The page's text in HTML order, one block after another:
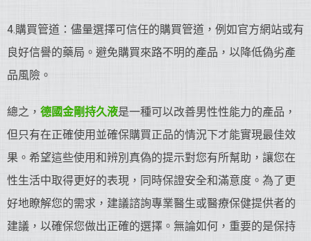
4.購買管道：儘量選擇可信任的購買管道，例如官方網站或有
良好信譽的藥局。避免購買來路不明的產品，以降低偽劣產
品風險。
總之， 德國金剛持久液是一種可以改善男性性能力的產品，
但只有在正確使用並確保購買正品的情況下才能實現最佳效
果。希望這些使用和辨別真偽的提示對您有所幫助，讓您在
性生活中取得更好的表現，同時保證安全和滿意度。為了更
好地瞭解您的需求，建議諮詢專業醫生或醫療保健提供者的
建議，以確保您做出正確的選擇。無論如何，重要的是保持